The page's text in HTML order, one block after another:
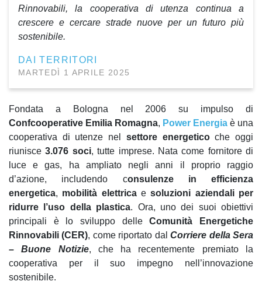
Rinnovabili, la cooperativa di utenza continua a
crescere e cercare strade nuove per un futuro più
sostenibile.
DAI TERRITORI
MARTEDÌ 1 APRILE 2025
Fondata a Bologna nel 2006 su impulso di
Confcooperative Emilia Romagna, Power Energia è una
cooperativa di utenze nel settore energeticoche oggi
riunisce3.076 soci, tutte imprese. Nata come fornitore di
luce e gas, ha ampliato negli anni il proprio raggio
d’azione, includendo consulenze in efficienza
energetica, mobilità elettricaesoluzioni aziendali per
ridurre l’uso della plastica. Ora, uno dei suoi obiettivi
principali è lo sviluppo delleComunità Energetiche
Rinnovabili (CER), come riportato dalCorriere della Sera
– Buone Notizie, che ha recentemente premiato la
cooperativa per il suo impegno nell’innovazione
sostenibile.